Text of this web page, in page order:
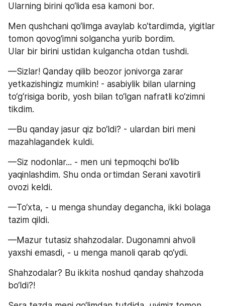
Ularning birini qo‘lida esa kamoni bor.
Men qushchani qo‘limga avaylab ko‘tardimda, yigitlar
tomon qovog‘imni solgancha yurib bordim.
Ular bir birini ustidan kulgancha otdan tushdi.
—Sizlar! Qanday qilib beozor jonivorga zarar
yetkazishingiz mumkin! - asabiylik bilan ularning
to‘g‘risiga borib, yosh bilan to‘lgan nafratli ko‘zimni
tikdim.
—Bu qanday jasur qiz bo‘ldi? - ulardan biri meni
mazahlagandek kuldi.
—Siz nodonlar... - men uni tepmoqchi bo‘lib
yaqinlashdim. Shu onda ortimdan Serani xavotirli
ovozi keldi.
—To‘xta, - u menga shunday degancha, ikki bolaga
tazim qildi.
—Mazur tutasiz shahzodalar. Dugonamni ahvoli
yaxshi emasdi, - u menga manoli qarab qo‘ydi.
Shahzodalar? Bu ikkita noshud qanday shahzoda
bo‘ldi?!